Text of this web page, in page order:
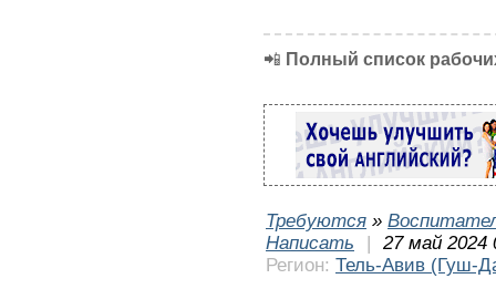
📲 Полный список
Требуются »
Написать
|
27 май 2024
Регион: Тель-Авив (Гуш-